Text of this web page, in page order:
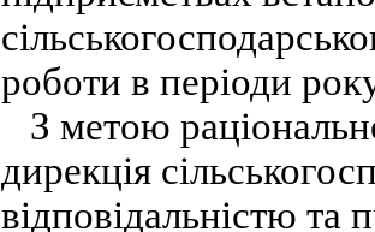
роботи в періоди
З метою
дирекція
відповідальністю та